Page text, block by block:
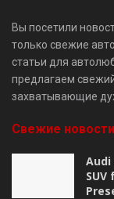
Вы посетили
только свежие
статьи для
предлагаем
захватывающие
Свежие новости
Audi